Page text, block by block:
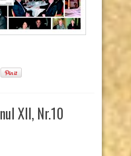
XII, Nr.10